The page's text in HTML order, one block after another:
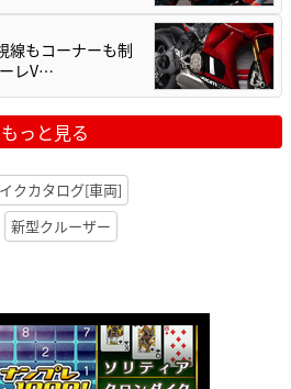
線もコーナーも制
レV…
もっと見る
クカタログ[車両]
新型クルーザー